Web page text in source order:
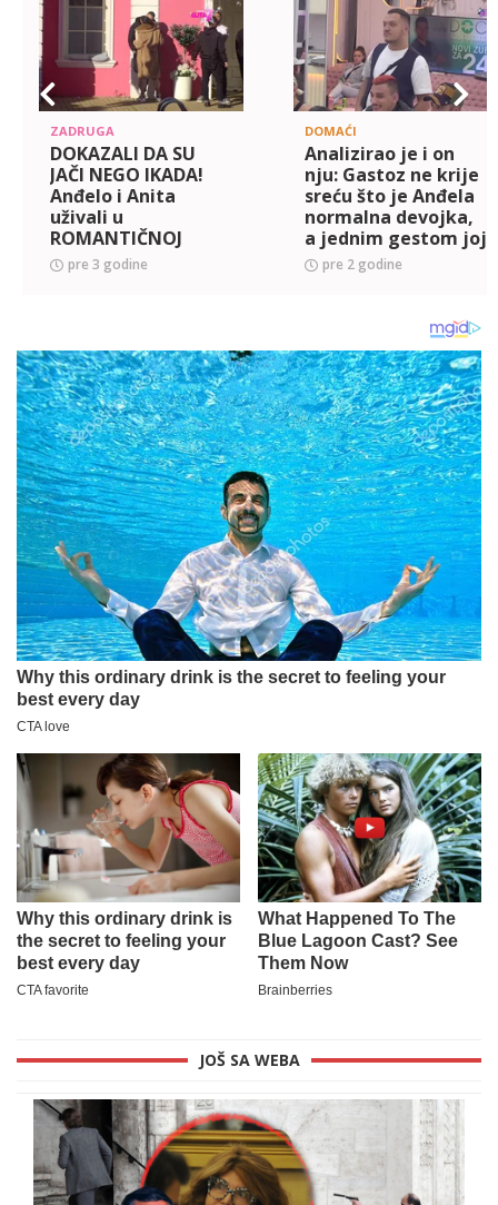
ZADRUGA
DOKAZALI DA SU
JAČI NEGO IKADA!
Anđelo i Anita
uživali u
ROMANTIČNOJ
ŠETNJI, a onda joj je
on stavio do znanja
pre 3 godine
DOMAĆI
Analizirao je i on
nju: Gastoz ne krije
sreću što je Anđela
normalna devojka,
a jednim gestom joj
dao do znanja da
može da se opusti
pre 2 godine
JOŠ SA WEBA